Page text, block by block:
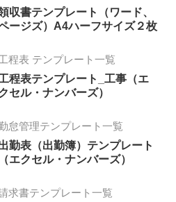
収書テンプレート（ワード、
ージズ）A4ハーフサイズ２枚
程表 テンプレート一覧
程表テンプレート_工事（エ
セル・ナンバーズ）
怠管理テンプレート一覧
勤表（出勤簿）テンプレート
（エクセル・ナンバーズ）
求書テンプレート一覧